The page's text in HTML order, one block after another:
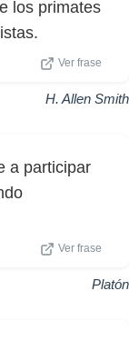
los primates
Ver frase
H. Allen Smith
a participar
Ver frase
Platón